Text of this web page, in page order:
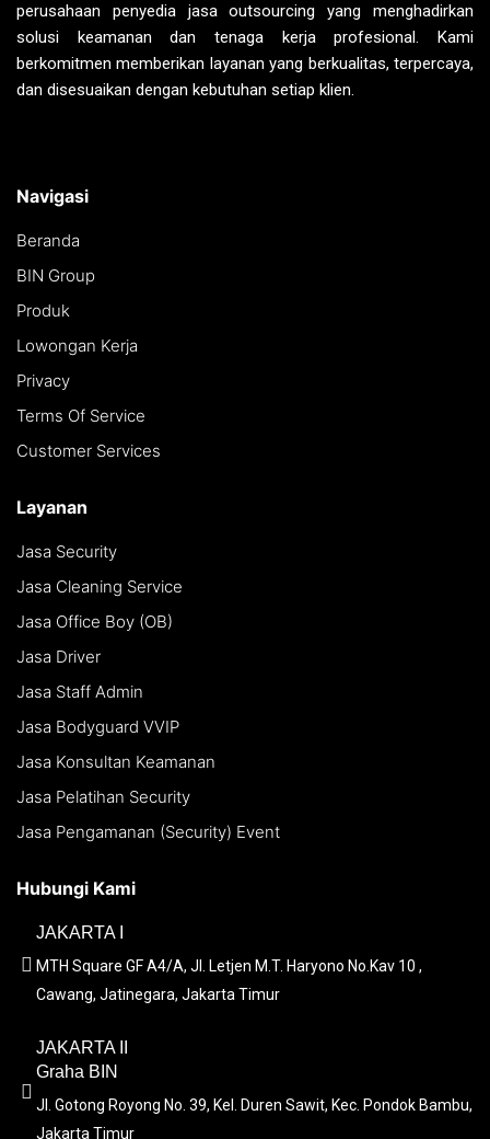
perusahaan penyedia jasa outsourcing yang menghadirkan
solusi keamanan dan tenaga kerja profesional. Kami
berkomitmen memberikan layanan yang berkualitas, terpercaya,
dan disesuaikan dengan kebutuhan setiap klien.
Navigasi
Beranda
BIN Group
Produk
Lowongan Kerja
Privacy
Terms Of Service
Customer Services
Layanan
Jasa Security
Jasa Cleaning Service
Jasa Office Boy (OB)
Jasa Driver
Jasa Staff Admin
Jasa Bodyguard VVIP
Jasa Konsultan Keamanan
Jasa Pelatihan Security
Jasa Pengamanan (Security) Event
Hubungi Kami
JAKARTA I
MTH Square GF A4/A, Jl. Letjen M.T. Haryono No.Kav 10 ,
Cawang, Jatinegara, Jakarta Timur
JAKARTA II
Graha BIN
Jl. Gotong Royong No. 39, Kel. Duren Sawit, Kec. Pondok Bambu,
Jakarta Timur